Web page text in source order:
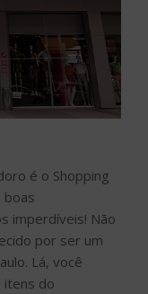
é o Shopping
boas
imperdíveis! Não
por ser um
Lá, você
itens do